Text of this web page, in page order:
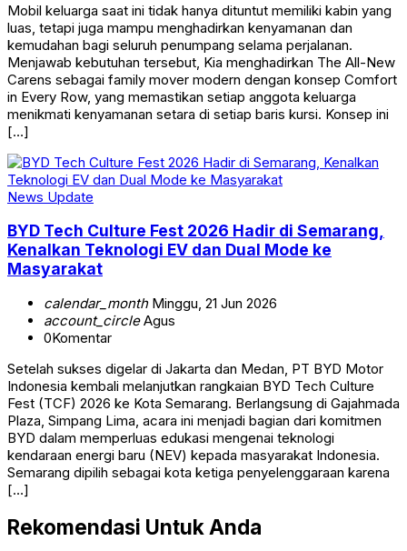
Mobil keluarga saat ini tidak hanya dituntut memiliki kabin yang
luas, tetapi juga mampu menghadirkan kenyamanan dan
kemudahan bagi seluruh penumpang selama perjalanan.
Menjawab kebutuhan tersebut, Kia menghadirkan The All-New
Carens sebagai family mover modern dengan konsep Comfort
in Every Row, yang memastikan setiap anggota keluarga
menikmati kenyamanan setara di setiap baris kursi. Konsep ini
[…]
News Update
BYD Tech Culture Fest 2026 Hadir di Semarang,
Kenalkan Teknologi EV dan Dual Mode ke
Masyarakat
calendar_monthMinggu, 21 Jun 2026
account_circleAgus
0Komentar
Setelah sukses digelar di Jakarta dan Medan, PT BYD Motor
Indonesia kembali melanjutkan rangkaian BYD Tech Culture
Fest (TCF) 2026 ke Kota Semarang. Berlangsung di Gajahmada
Plaza, Simpang Lima, acara ini menjadi bagian dari komitmen
BYD dalam memperluas edukasi mengenai teknologi
kendaraan energi baru (NEV) kepada masyarakat Indonesia.
Semarang dipilih sebagai kota ketiga penyelenggaraan karena
[…]
Rekomendasi Untuk Anda